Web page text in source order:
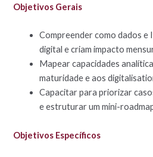
Objetivos Gerais
Compreender como dados e
digital e criam impacto
Mapear capacidades
maturidade e aos
Capacitar para priorizar
e estruturar um mini-
Objetivos Específicos